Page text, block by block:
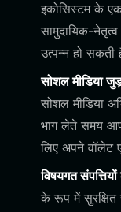
इकोसिस्टम के
सामुदायिक-
उत्पन्न हो सकती
सोशल मीडिया
सोशल मीडिया
भाग लेते समय आप
लिए अपने वॉलेट
विषयगत
के रूप में